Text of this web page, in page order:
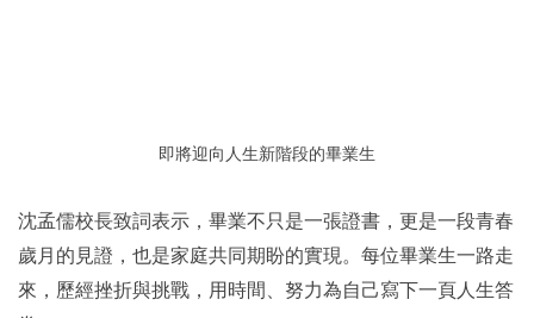
即將迎向人生新階段的畢業生
沈孟儒校長致詞表示，畢業不只是一張證書，更是一段青春
歲月的見證，也是家庭共同期盼的實現。每位畢業生一路走
來，歷經挫折與挑戰，用時間、努力為自己寫下一頁人生答